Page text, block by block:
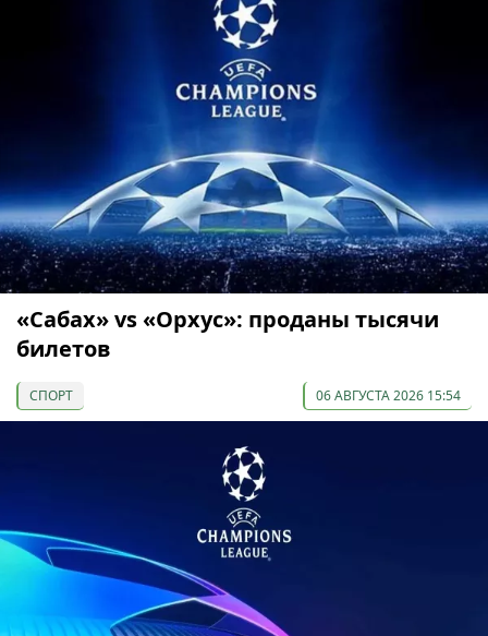
«Сабах» vs «Орхус»: проданы тысячи
билетов
СПОРТ 06 АВГУСТА 2026 15:54